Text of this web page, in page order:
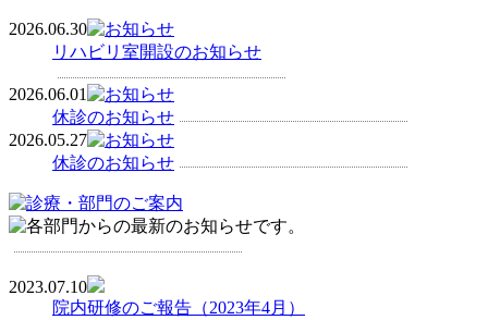
2026.06.30
リハビリ室開設のお知らせ
2026.06.01
休診のお知らせ
2026.05.27
休診のお知らせ
2023.07.10
院内研修のご報告（2023年4月）